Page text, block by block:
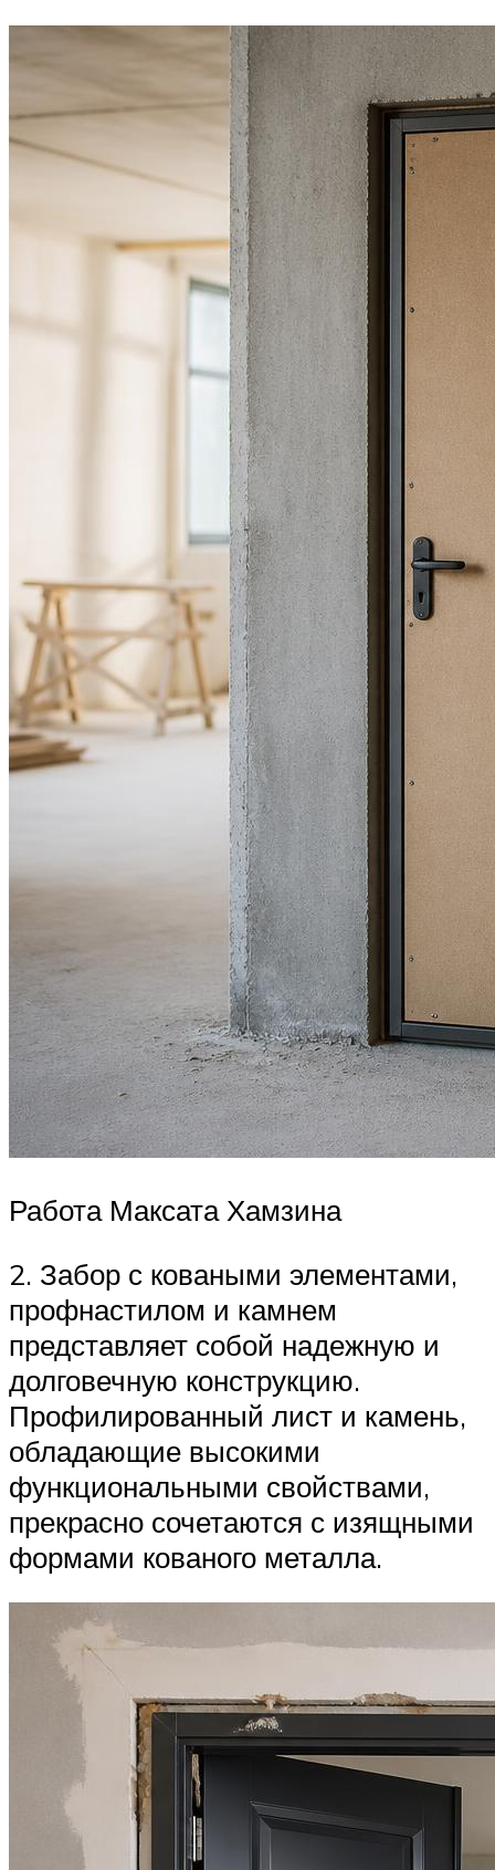
Работа Максата Хамзина
2. Забор с коваными элементами,
профнастилом и камнем
представляет собой надежную и
долговечную конструкцию.
Профилированный лист и камень,
обладающие высокими
функциональными свойствами,
прекрасно сочетаются с изящными
формами кованого металла.